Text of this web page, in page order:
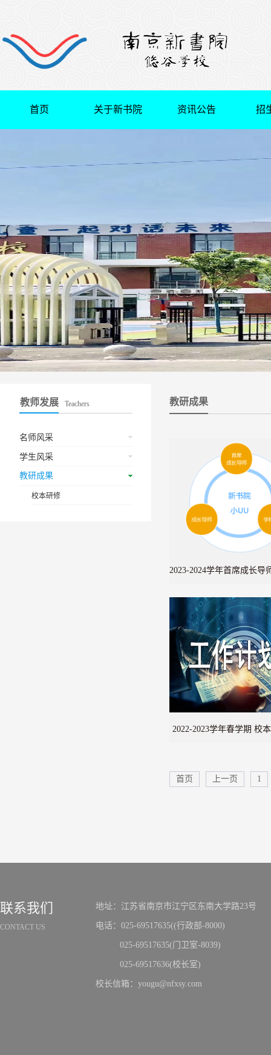
首页 关于新书院 资讯公告 招
教师发展 Teachers
名师风采
学生风采
教研成果
校本研修
教研成果
2023-2024学年首席成长导
式
2022-2023学年春学期 校
首页
上一页 1
联系我们
CONTACT US
地址：江苏省南京市江宁区东南大学路23号
电话：025-69517635((行政部-8000)
025-69517635(门卫室-8039)
025-69517636(校长室)
校长信箱：yougu@nfxsy.com